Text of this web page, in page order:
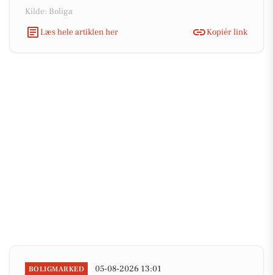
Kilde: Boliga
Læs hele artiklen her
Kopiér link
BOLIGMARKED 05-08-2026 13:01